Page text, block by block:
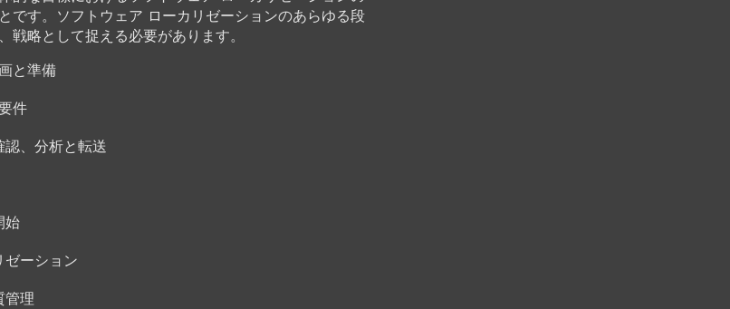
です。ソフトウェア ローカリゼーションのあらゆる段
戦略として捉える必要があります。
と準備
件
認、分析と転送
始
ゼーション
管理